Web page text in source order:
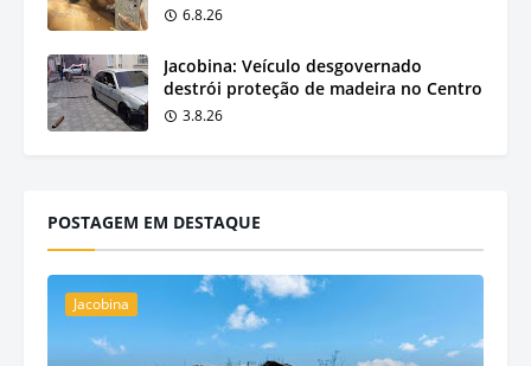
6.8.26
Jacobina: Veículo desgovernado
destrói proteção de madeira no Centro
3.8.26
POSTAGEM EM DESTAQUE
Jacobina